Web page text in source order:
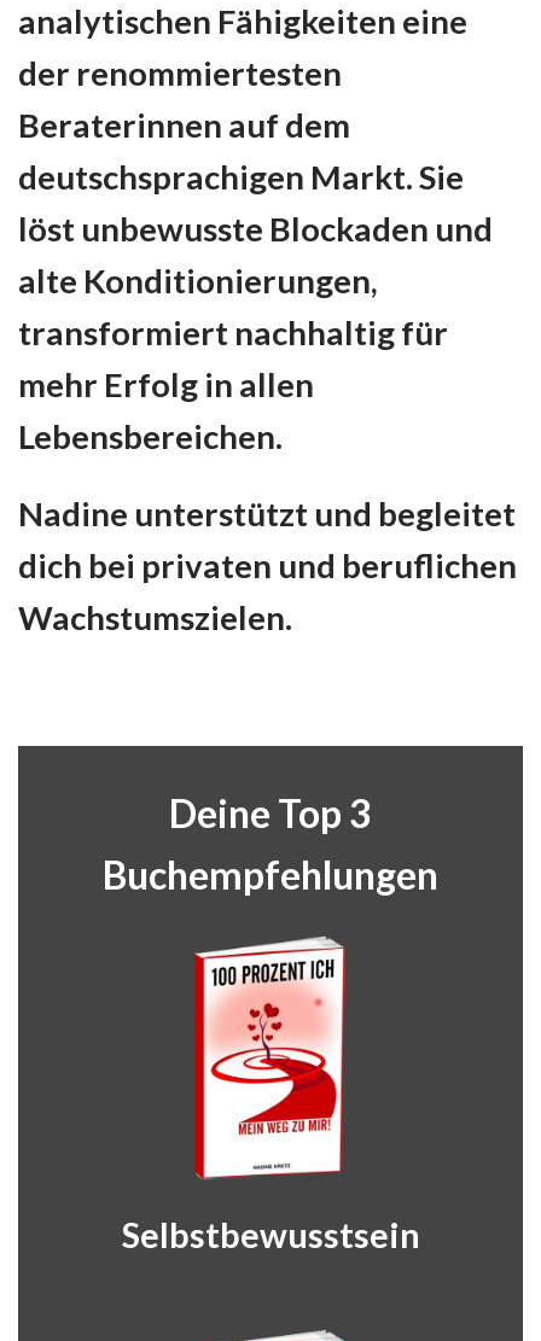
analytischen Fähigkeiten eine
der renommiertesten
Beraterinnen auf dem
deutschsprachigen Markt. Sie
löst unbewusste Blockaden und
alte Konditionierungen,
transformiert nachhaltig für
mehr Erfolg in allen
Lebensbereichen.
Nadine unterstützt und begleitet
dich bei privaten und beruflichen
Wachstumszielen.
Deine Top 3
Buchempfehlungen
Selbstbewusstsein